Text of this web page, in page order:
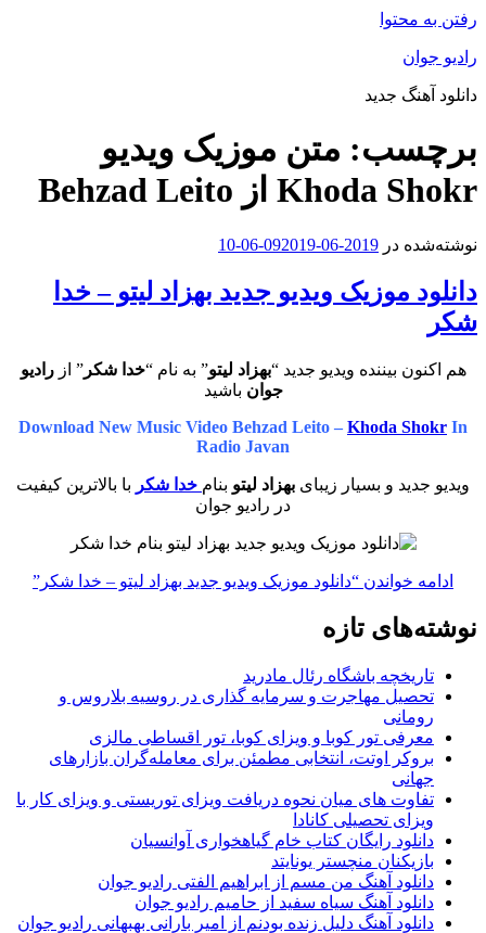
رفتن به محتوا
رادیو جوان
دانلود آهنگ جدید
برچسب: متن موزیک ویدیو
Khoda Shokr از Behzad Leito
نوشته‌شده در 2019-06-09
2019-06-10
دانلود موزیک ویدیو جدید بهزاد لیتو – خدا
شکر
هم اکنون بیننده ویدیو جدید “بهزاد لیتو” به نام “خدا شکر” ازرادیو
جوان باشید
Download New Music Video Behzad Leito – Khoda Shokr In
Radio Javan
ویدیو جدید و بسیار زیبای بهزاد لیتو بنام خدا شکر با بالاترین کیفیت
در رادیو جوان
ادامه خواندن “دانلود موزیک ویدیو جدید بهزاد لیتو – خدا شکر”
نوشته‌های تازه
تاریخچه باشگاه رئال مادرید
تحصیل مهاجرت و سرمایه گذاری در روسیه بلاروس و
رومانی
معرفی تور کوبا و ویزای کوبا، تور اقساطی مالزی
بروکر اوتت، انتخابی مطمئن برای معامله‌گران بازارهای
جهانی
تفاوت های میان نحوه دریافت ویزای توریستی و ویزای کار با
ویزای تحصیلی کانادا
دانلود رایگان کتاب خام گیاهخواری آوانسیان
بازیکنان منچستر یونایتد
دانلود آهنگ من مسم از ابراهیم الفتی رادیو جوان
دانلود آهنگ سیاه سفید از حامیم رادیو جوان
دانلود آهنگ دلیل زنده بودنم از امیر بارانی بهبهانی رادیو جوان